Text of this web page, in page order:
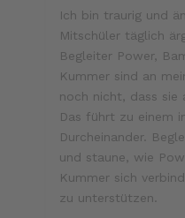
Ich bin traurig und
Mitschüler täglich
Begleiter Power,
Kummer sind an
noch nicht, dass sie
Das führt zu einem
Durcheinander.
und staune, wie
Kummer sich
zu unterstützen.